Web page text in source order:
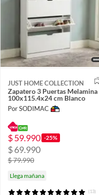
JUST HOME COLLECTION
Zapatero 3 Puertas Melamina
100x115.4x24 cm Blanco
Por SODIMAC
$ 59.990 -25%
$ 69.990
$ 79.990
Llega mañana
(13)